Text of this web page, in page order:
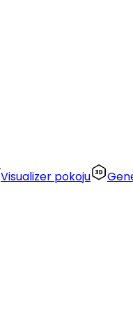
Visualizer pokoju